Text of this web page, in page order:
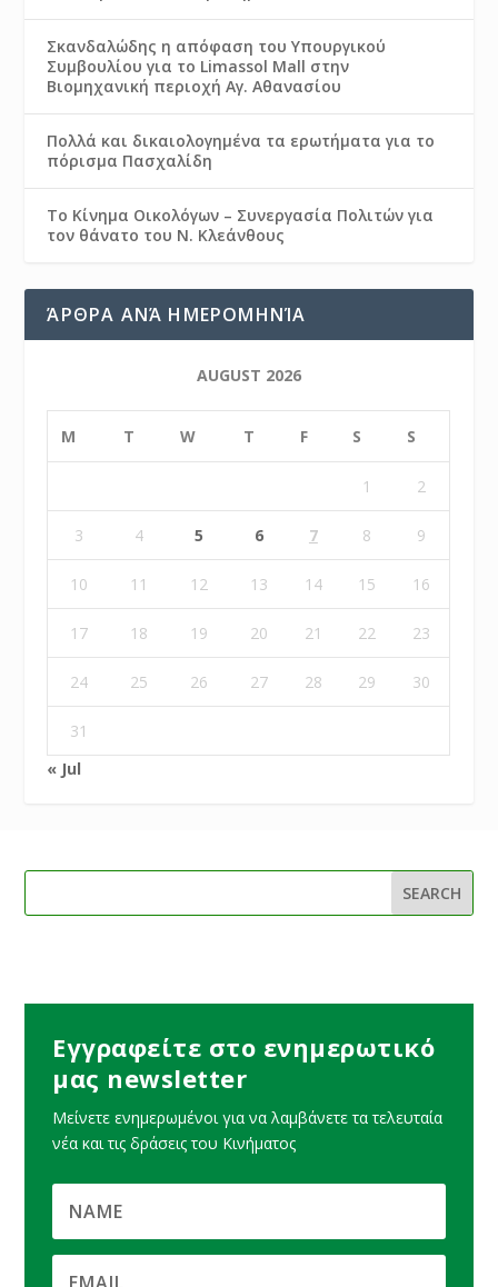
Σκανδαλώδης η απόφαση του Υπουργικού
Συμβουλίου για το Limassol Mall στην
Βιομηχανική περιοχή Αγ. Αθανασίου
Πολλά και δικαιολογημένα τα ερωτήματα για το
πόρισμα Πασχαλίδη
Το Κίνημα Οικολόγων – Συνεργασία Πολιτών για
τον θάνατο του Ν. Κλεάνθους
ΆΡΘΡΑ ΑΝΆ ΗΜΕΡΟΜΗΝΊΑ
AUGUST 2026
M T W T F S S
1 2
3 4 5 6 7 8 9
10 11 12 13 14 15 16
17 18 19 20 21 22 23
24 25 26 27 28 29 30
31
« Jul
Εγγραφείτε στο ενημερωτικό
μας newsletter
Μείνετε ενημερωμένοι για να λαμβάνετε τα τελευταία
νέα και τις δράσεις του Κινήματος